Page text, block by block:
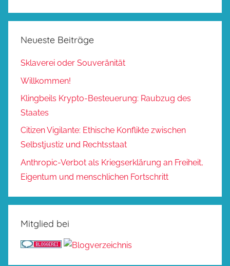
Neueste Beiträge
Sklaverei oder Souveränität
Willkommen!
Klingbeils Krypto-Besteuerung: Raubzug des
Staates
Citizen Vigilante: Ethische Konflikte zwischen
Selbstjustiz und Rechtsstaat
Anthropic-Verbot als Kriegserklärung an Freiheit,
Eigentum und menschlichen Fortschritt
Mitglied bei